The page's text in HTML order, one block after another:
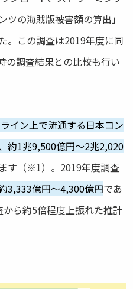
の海賊版被害額の算出」
。この調査は2019年度に同
の調査結果との比較も行い
イン上で流通する日本コン
約1兆9,500億円～2兆2,020
す（※1）。2019年度調査
3,333億円～4,300億円であ
ら約5倍程度上振れた推計